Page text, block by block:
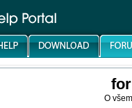
O